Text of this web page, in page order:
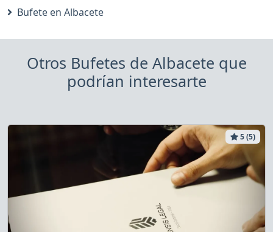
Bufete en Albacete
Otros Bufetes de Albacete que
podrían interesarte
5 (5)